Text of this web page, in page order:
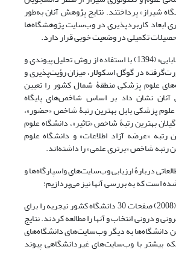
شیراز» پرداختند. نتایج پژوهش آنان به‌طور
ابعاد کاربردپذیری در وب‌سایت پژوهشگاه‌ها
تکمیلی در وضعیت خوبی قرار دارد.
«یمین فیروز، ریاحی و بابایی» (1394) با استفاده از روش تحلیل پیوندی و
در گوگل اسکولار، میزان رؤیت‌پذیری و
علوم پزشکی منطقۀ شمال کشور را تعیین
آنان نشان داد بر اساس شاخص‌های پایگاه
پزشکی بابل بهترین رتبۀ شاخص «حضور»،
بهترین رتبۀ شاخص «تاثیر»، دانشگاه علوم
رتبه «عرضه آزاد اطلاعات» و دانشگاه علوم
رتبه شاخص «برتری علمی» را داشته‌اند.
دربارۀ ارزیابی وب‌سایت‌های واسپارگاه‌ها و
است که به بررسی آنها نیز می‌پردازیم:
(2008) صفحات 30 دانشگاه کشور نیجریه را برای
و درونی انتخاب و آنها را مطالعه کردند. نتایج
دانشگاه‌ها به دیگر وب‌سایت‌های دانشگاه‌های
بیشتر با وب‌سایت‌های غیردانشگاهی پیوند